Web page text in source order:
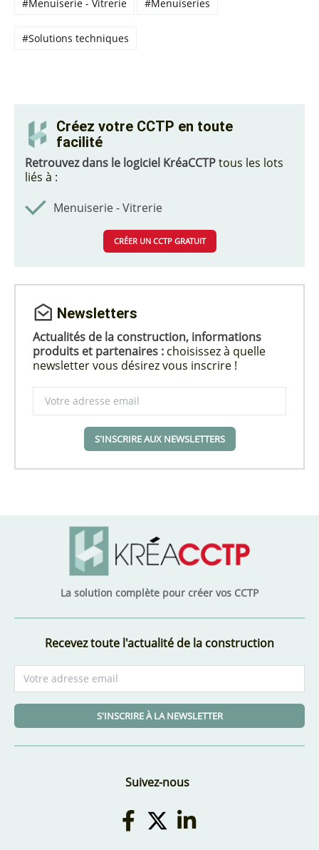
#Menuiserie - Vitrerie #Menuiseries
#Solutions techniques
Créez votre CCTP en toute
facilité
Retrouvez dans le logiciel KréaCCTPtous les lots
liés à :
Menuiserie - Vitrerie
CRÉER UN CCTP GRATUIT
Newsletters
Actualités de la construction, informations
produits et partenaires : choisissez à quelle
newsletter vous désirez vous inscrire !
S'INSCRIRE AUX NEWSLETTERS
La solution complète pour créer vos CCTP
Recevez toute l'actualité de la construction
S'INSCRIRE À LA NEWSLETTER
Suivez-nous